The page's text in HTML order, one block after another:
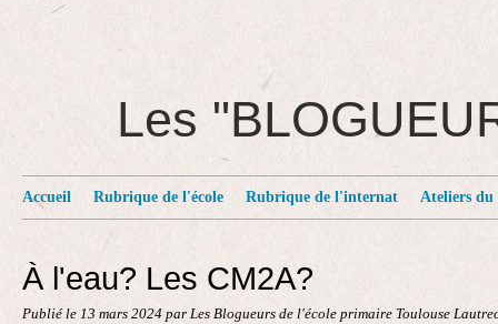
Les
Accueil Rubrique de l'école Rubrique de l'internat Ateliers du
À l'eau? Les CM2A?
Publié le 13 mars 2024 par Les Blogueurs de l'école primaire Toulouse